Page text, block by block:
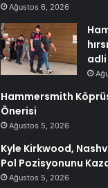
Ağustos 6, 2026
Hammersmith
Önerisi
Ağustos 5, 2026
Kyle Kirkwood,
Pol Pozisyonunu
Ağustos 5, 2026